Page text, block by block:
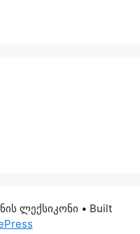
ლექსიკონი • Built